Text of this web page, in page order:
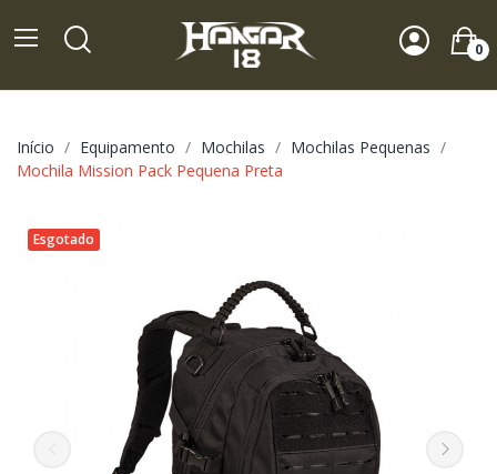
0
Início Equipamento Mochilas
Mochilas Pequenas
Mochila Mission Pack Pequena Preta
Esgotado